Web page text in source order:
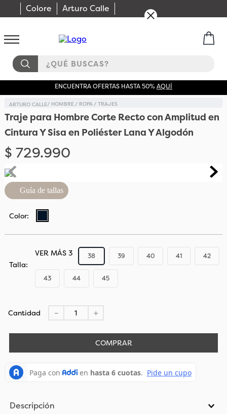
Colore Arturo Calle
¿QUÉ BUSCAS?
ENCUENTRA OFERTAS HASTA 50%AQUÍ
HOMBRE ROPA TRAJES
Traje para Hombre Corte Recto con Amplitud en
Cintura Y Sisa en Poliéster Lana Y Algodón
$ 729.990
Guía de tallas
Talla
38 39 40 41 42
43 44 45
VER MÁS 3
Cantidad ＋
－
COMPRAR
Descripción